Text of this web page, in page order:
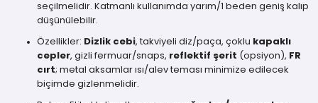
seçilmelidir. Katmanlı kullanımda yarım/1 beden geniş kalıp
düşünülebilir.
Özellikler: Dizlik cebi, takviyeli diz/paça, çoklu kapaklı
cepler, gizli fermuar/snaps, reflektif şerit (opsiyon), FR
cırt; metal aksamlar ısı/alev teması minimize edilecek
biçimde gizlenmelidir.